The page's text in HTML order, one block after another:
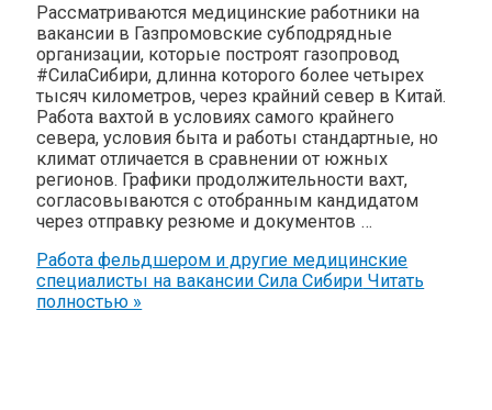
Рассматриваются медицинские работники на
вакансии в Газпромовские субподрядные
организации, которые построят газопровод
#СилаСибири, длинна которого более четырех
тысяч километров, через крайний север в Китай.
Работа вахтой в условиях самого крайнего
севера, условия быта и работы стандартные, но
климат отличается в сравнении от южных
регионов. Графики продолжительности вахт,
согласовываются с отобранным кандидатом
через отправку резюме и документов …
Работа фельдшером и другие медицинские
специалисты на вакансии Сила Сибири Читать
полностью »